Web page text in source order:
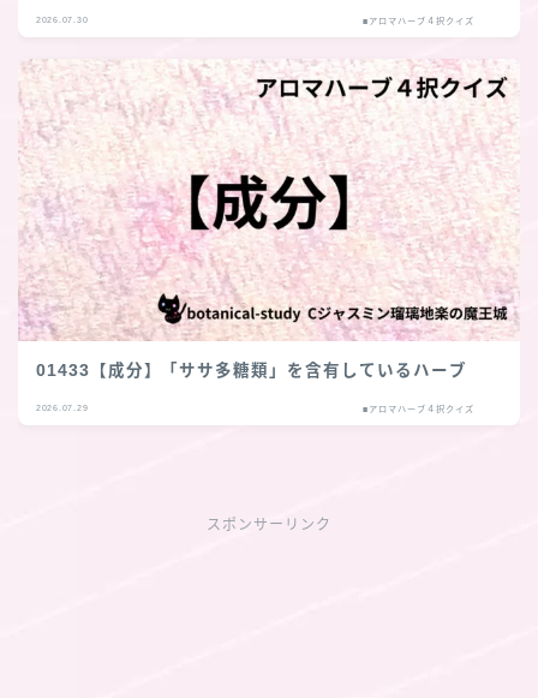
2026.07.30 ■アロマハーブ４択クイズ
01433【成分】「ササ多糖類」を含有しているハーブ
2026.07.29 ■アロマハーブ４択クイズ
スポンサーリンク